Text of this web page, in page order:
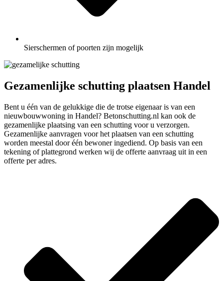
Sierschermen of poorten zijn mogelijk
Gezamenlijke schutting plaatsen Handel
Bent u één van de gelukkige die de trotse eigenaar is van een
nieuwbouwwoning in Handel? Betonschutting.nl kan ook de
gezamenlijke plaatsing van een schutting voor u verzorgen.
Gezamenlijke aanvragen voor het plaatsen van een schutting
worden meestal door één bewoner ingediend. Op basis van een
tekening of plattegrond werken wij de offerte aanvraag uit in een
offerte per adres.